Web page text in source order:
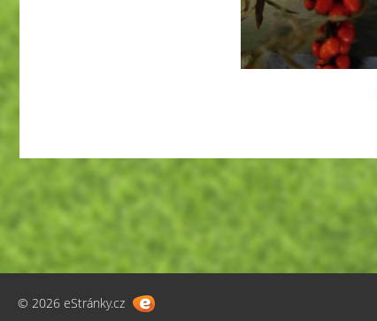
© 2026 eStránky.cz